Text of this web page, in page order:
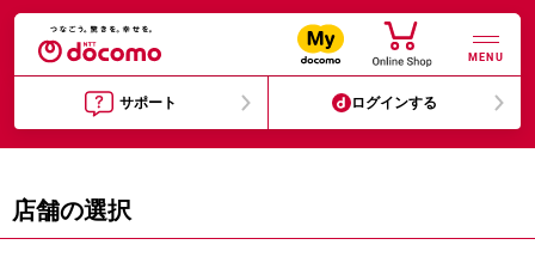
MENU
サポート ログインする
店舗の選択